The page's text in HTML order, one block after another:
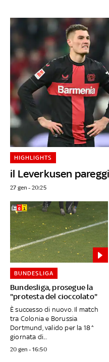
il Leverkusen
HIGHLIGHTS
27 gen - 20:25
Bundesliga, prosegue la
"protesta del cioccolato"
BUNDESLIGA
È successo di nuovo. Il match
tra Colonia e Borussia
Dortmund, valido per la 18^
giornata di...
20 gen - 16:50